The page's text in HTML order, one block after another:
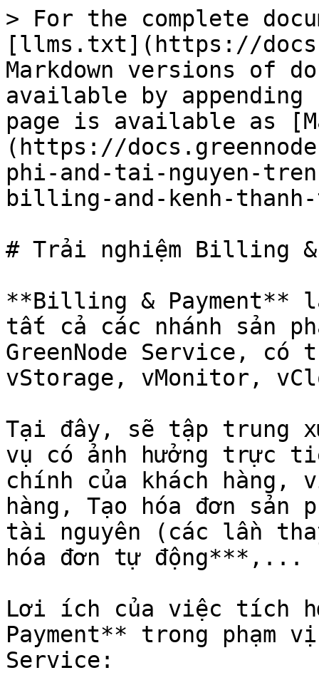
> For the complete
[llms.txt](https://
Markdown versions of
available by
page is available as
(https://
phi-and-tai-nguyen-
billing-and-kenh-
# Trải nghiệm Billing &
**Billing & Payment**
tất cả các nhánh sản
GreenNode Service, có
vStorage, vMonitor,
Tại đây, sẽ tập trung
vụ có ảnh hưởng trực
chính của khách hàng,
hàng, Tạo hóa đơn sản
tài nguyên (các lần
hóa đơn tự động***,...
Lơi ích của việc tích
Payment** trong phạm
Service: